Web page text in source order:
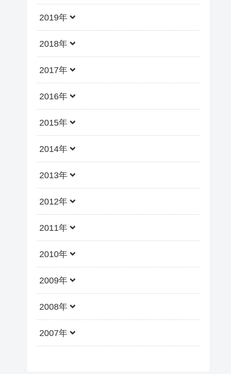
2019年
2018年
2017年
2016年
2015年
2014年
2013年
2012年
2011年
2010年
2009年
2008年
2007年